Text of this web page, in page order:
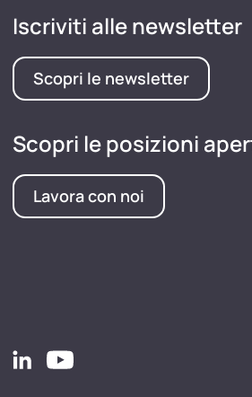
Iscriviti alle newsletter
Scopri le newsletter
Scopri le posizioni
Lavora con noi